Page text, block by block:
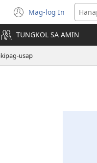
Mag-log In
(may
bubukas
na
bagong
TUNGKOL SA AMIN
usap